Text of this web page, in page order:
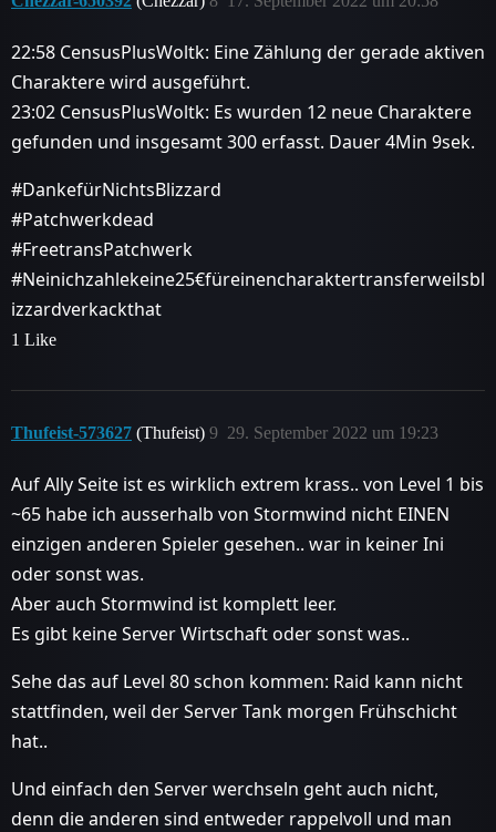
22:58 CensusPlusWoltk: Eine Zählung der gerade aktiven
Charaktere wird ausgeführt.
23:02 CensusPlusWoltk: Es wurden 12 neue Charaktere
gefunden und insgesamt 300 erfasst. Dauer 4Min 9sek.
#DankefürNichtsBlizzard
#Patchwerkdead
#FreetransPatchwerk
#Neinichzahlekeine25€füreinencharaktertransferweilsbl
izzardverkackthat
1 Like
Thufeist-573627 (Thufeist) 29. September 2022 um 19:23
9
Auf Ally Seite ist es wirklich extrem krass.. von Level 1 bis
~65 habe ich ausserhalb von Stormwind nicht EINEN
einzigen anderen Spieler gesehen.. war in keiner Ini
oder sonst was.
Aber auch Stormwind ist komplett leer.
Es gibt keine Server Wirtschaft oder sonst was..
Sehe das auf Level 80 schon kommen: Raid kann nicht
stattfinden, weil der Server Tank morgen Frühschicht
hat..
Und einfach den Server werchseln geht auch nicht,
denn die anderen sind entweder rappelvoll und man